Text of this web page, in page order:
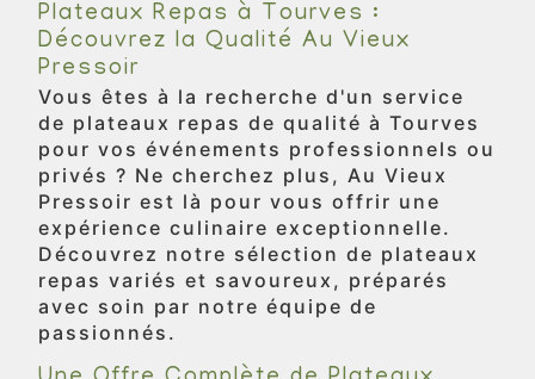
Plateaux Repas à Tourves :
Découvrez la Qualité Au Vieux
Pressoir
Vous êtes à la recherche d'un service
de plateaux repas de qualité à Tourves
pour vos événements professionnels ou
privés ? Ne cherchez plus, Au Vieux
Pressoir est là pour vous offrir une
expérience culinaire exceptionnelle.
Découvrez notre sélection de plateaux
repas variés et savoureux, préparés
avec soin par notre équipe de
passionnés.